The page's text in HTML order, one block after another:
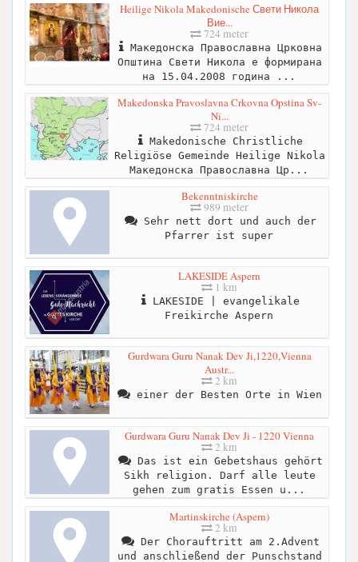
Heilige Nikola Makedonische Свети Никола
Вие...
724 meter
Македонска Православна Црковна
Општина Свети Никола е формирана
на 15.04.2008 година ...
Makedonska Pravoslavna Crkovna Opstina Sv-
Ni...
724 meter
Makedonische Christliche
Religiöse Gemeinde Heilige Nikola
Македонска Православна Цр...
Bekenntniskirche
989 meter
Sehr nett dort und auch der
Pfarrer ist super
LAKESIDE Aspern
1 km
LAKESIDE | evangelikale
Freikirche Aspern
Gurdwara Guru Nanak Dev Ji,1220,Vienna
Austr...
2 km
einer der Besten Orte in Wien
Gurdwara Guru Nanak Dev Ji - 1220 Vienna
2 km
Das ist ein Gebetshaus gehört
Sikh religion. Darf alle leute
gehen zum gratis Essen u...
Martinskirche (Aspern)
2 km
Der Chorauftritt am 2.Advent
und anschließend der Punschstand